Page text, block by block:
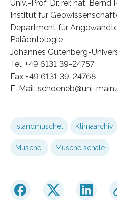
Univ.-Prof. Dr. rer. nat. Bernd
Institut für
Department für
Paläontologie
Johannes Gutenberg-
Tel. +49 6131 39-24757
Fax +49 6131 39-24768
E-Mail: schoeneb@uni-
Islandmuschel Klimaarchiv
Muschel Muschelschale